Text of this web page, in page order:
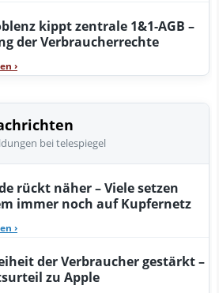
kippt zentrale 1&1-AGB –
der Verbraucherrechte
›
bei telespiegel
rückt näher – Viele setzen
immer noch auf Kupfernetz
›
der Verbraucher gestärkt –
zu Apple